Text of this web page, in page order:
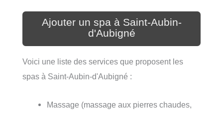
Ajouter un spa à Saint-Aubin-
d'Aubigné
Voici une liste des services que proposent les
spas à Saint-Aubin-d'Aubigné :
Massage (massage aux pierres chaudes,